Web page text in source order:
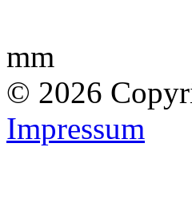
mm
© 2026
Impressum